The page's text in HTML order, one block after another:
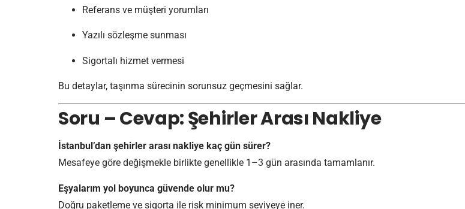
Referans ve müşteri yorumları
Yazılı sözleşme sunması
Sigortalı hizmet vermesi
Bu detaylar, taşınma sürecinin sorunsuz geçmesini sağlar.
Soru – Cevap: Şehirler Arası Nakliye
İstanbul’dan şehirler arası nakliye kaç gün sürer?
Mesafeye göre değişmekle birlikte genellikle 1–3 gün arasında tamamlanır.
Eşyalarım yol boyunca güvende olur mu?
Doğru paketleme ve sigorta ile risk minimum seviyeye iner.